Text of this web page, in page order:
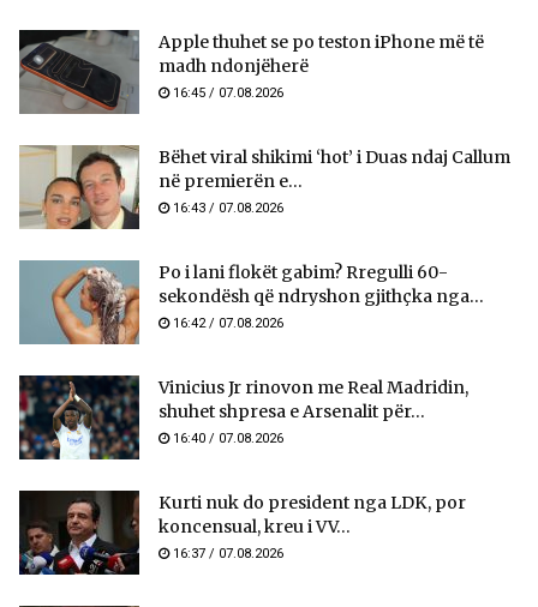
Apple thuhet se po teston iPhone më të
madh ndonjëherë
16:45 / 07.08.2026
Bëhet viral shikimi ‘hot’ i Duas ndaj Callum
në premierën e...
16:43 / 07.08.2026
Po i lani flokët gabim? Rregulli 60-
sekondësh që ndryshon gjithçka nga...
16:42 / 07.08.2026
Vinicius Jr rinovon me Real Madridin,
shuhet shpresa e Arsenalit për...
16:40 / 07.08.2026
Kurti nuk do president nga LDK, por
koncensual, kreu i VV...
16:37 / 07.08.2026